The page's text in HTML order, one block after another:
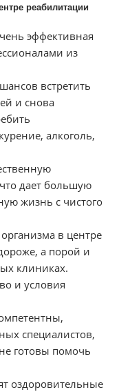
реабилитации
эффективная
из
встретить
и снова
алкоголь,
дает большую
жизнь с чистого
в центре
а порой и
клиниках.
и условия
специалистов,
готовы помочь
оздоровительные